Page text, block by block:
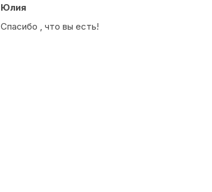
Юлия
Спасибо , что вы есть!